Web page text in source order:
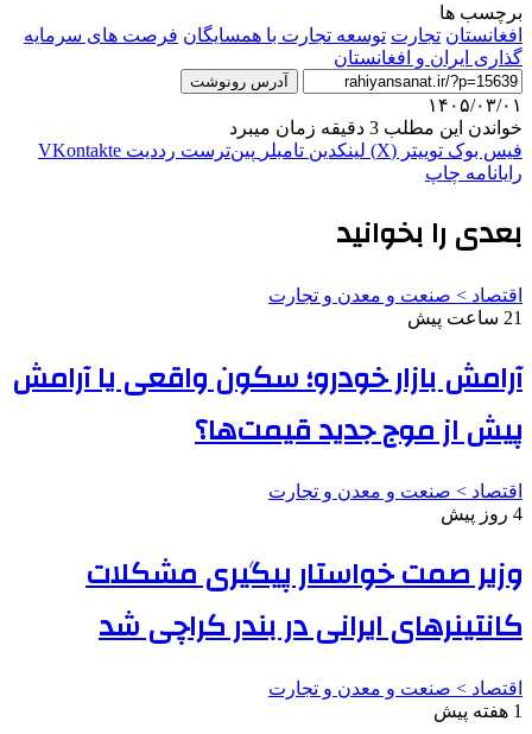
برچسب ها
افغانستان تجارت توسعه تجارت با همسایگان فرصت های سرمایه
گذاری ایران و افغانستان
آدرس رونوشت
۱۴۰۵/۰۳/۰۱
خواندن این مطلب 3 دقیقه زمان میبرد
فیس بوک توییتر (X) لینکدین ‫تامبلر ‫پین‌ترست ‫رددیت ‫VKontakte
رایانامه چاپ
بعدی را بخوانید
اقتصاد > صنعت و معدن و تجارت
21 ساعت پیش
آرامش بازار خودرو؛ سکون واقعی یا آرامش
پیش از موج جدید قیمت‌ها؟
اقتصاد > صنعت و معدن و تجارت
4 روز پیش
وزیر صمت خواستار پیگیری مشکلات
کانتینرهای ایرانی در بندر کراچی شد
اقتصاد > صنعت و معدن و تجارت
1 هفته پیش